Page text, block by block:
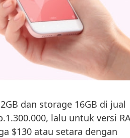
dan storage 16GB di jual
lalu untuk versi
$130 atau setara dengan